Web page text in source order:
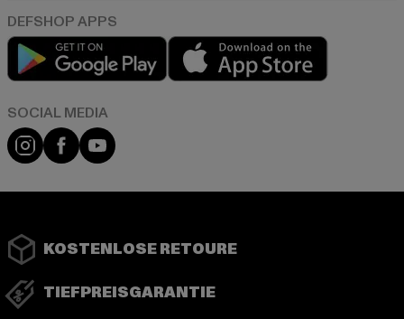
Play market
Instagram
FacebookYouTube
KOSTENLOSE RETOURE
TIEFPREISGARANTIE